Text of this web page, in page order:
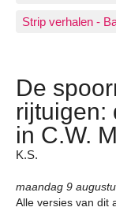
Strip verhalen -
De
rijtuigen:
in C.W.
K.S.
maandag 9
Alle versies van dit